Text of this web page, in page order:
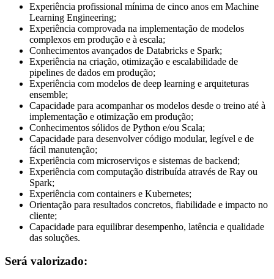
Experiência profissional mínima de cinco anos em Machine
Learning Engineering;
Experiência comprovada na implementação de modelos
complexos em produção e à escala;
Conhecimentos avançados de Databricks e Spark;
Experiência na criação, otimização e escalabilidade de
pipelines de dados em produção;
Experiência com modelos de deep learning e arquiteturas
ensemble;
Capacidade para acompanhar os modelos desde o treino até à
implementação e otimização em produção;
Conhecimentos sólidos de Python e/ou Scala;
Capacidade para desenvolver código modular, legível e de
fácil manutenção;
Experiência com microserviços e sistemas de backend;
Experiência com computação distribuída através de Ray ou
Spark;
Experiência com containers e Kubernetes;
Orientação para resultados concretos, fiabilidade e impacto no
cliente;
Capacidade para equilibrar desempenho, latência e qualidade
das soluções.
Será valorizado: